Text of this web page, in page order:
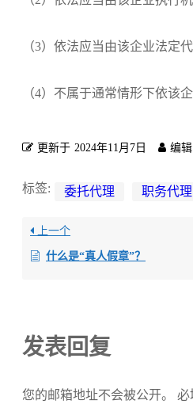
（3）依法应当由该企业法定
（4）不属于通常情形下依该
更新于 2024年11月7日 编辑
标签: 委托代理 职务代理
上一个
什么是“真人假章”？
发表回复
您的邮箱地址不会被公开。 必